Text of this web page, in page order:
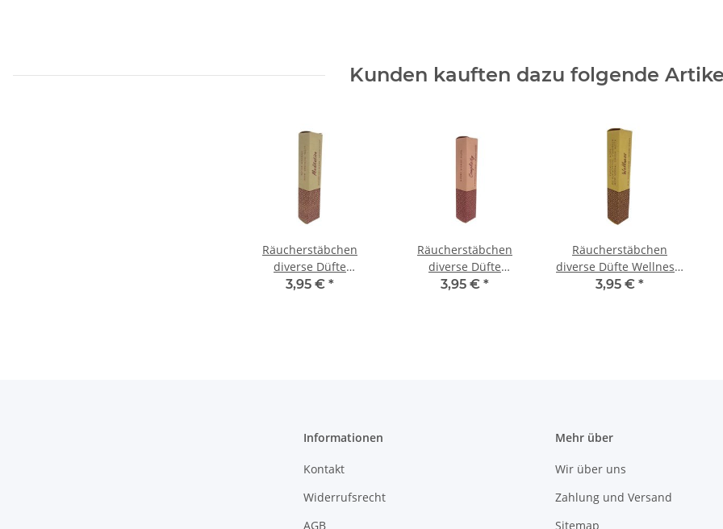
Kunden kauften dazu folgende
Räucherstäbchen
diverse Düfte
Meditation,
3,95 € *
Räucherstäbchen
diverse Düfte
Complicity, Moos- und
3,95 € *
Räucherstäbchen
diverse Düfte Wellness.
Eukalyptus und
3,95 € *
Informationen
Kontakt
Widerrufsrecht
AGB
Mehr über
Wir über uns
Zahlung und Versand
Sitemap